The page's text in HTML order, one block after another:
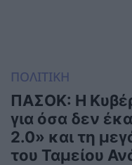
ΠΟΛΙΤΙΚΗ
ΠΑΣΟΚ: Η
για όσα δεν
2.0» και τη
του Ταμείου